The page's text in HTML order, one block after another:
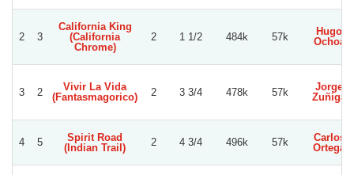
2 3
California King
(California
Chrome)
2 1 1/2 484k 57k
Hugo
Ochoa
3 2
Vivir La Vida
(Fantasmagorico)
2 3 3/4 478k 57k
Jorge
Zuñiga
4 5
Spirit Road
(Indian Trail)
2 4 3/4 496k 57k
Carlos
Ortega